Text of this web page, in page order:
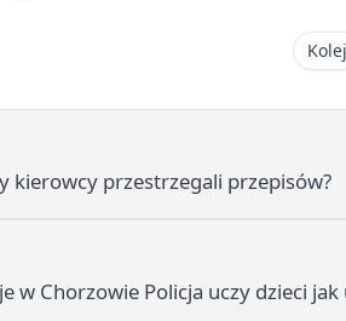
kierowcy przestrzegali przepisów?
w Chorzowie Policja uczy dzieci